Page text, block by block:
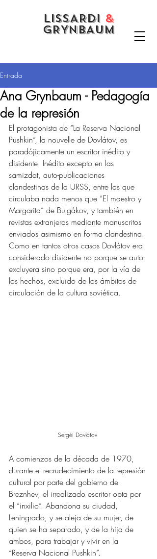
LISSARDI &
GRYNBAUM
Entrada
Ana Grynbaum - Pedagogía
de la represión
El protagonista de “La Reserva Nacional
Pushkin”, la nouvelle de Dovlátov, es
paradójicamente un escritor inédito y
disidente. Inédito excepto en las
samizdat, auto-publicaciones
clandestinas de la URSS, entre las que
circulaba nada menos que “El maestro y
Margarita” de Bulgákov, y también en
revistas extranjeras mediante manuscritos
enviados asimismo en forma clandestina.
Como en tantos otros casos Dovlátov era
considerado disidente no porque se auto-
excluyera sino porque era, por la vía de
los hechos, excluido de los ámbitos de
circulación de la cultura soviética.
Sergéi Dovlátov
A comienzos de la década de 1970,
durante el recrudecimiento de la represión
cultural por parte del gobierno de
Breznhev, el irrealizado escritor opta por
el “inxilio”. Abandona su ciudad,
Leningrado, y se aleja de su mujer, de
quien se ha separado, y de la hija de
ambos, para trabajar y vivir en la
“Reserva Nacional Pushkin”.